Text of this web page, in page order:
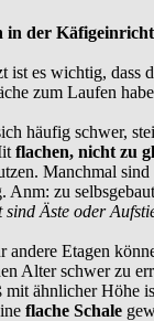
in der
ist es wichtig,
zum Laufen
häufig schwer,
flachen, nicht zu
Manchmal
Anm: zu
sind Äste oder
andere Etagen
Alter schwer zu
mit ähnlicher Höhe
flache Schale